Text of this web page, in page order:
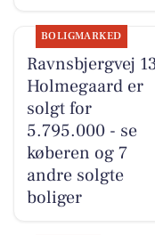
BOLIGMARKED
Ravnsbjergvej
Holmegaard er
solgt for
5.795.000 - se
køberen og 7
andre solgte
boliger